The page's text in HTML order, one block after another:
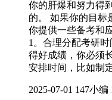
你的肝爆和努力得
的。 如果你的目标
你提供一些备考和
1。合理分配考研
得好成绩，你必须
安排时间，比如制
2025-07-01 147小编